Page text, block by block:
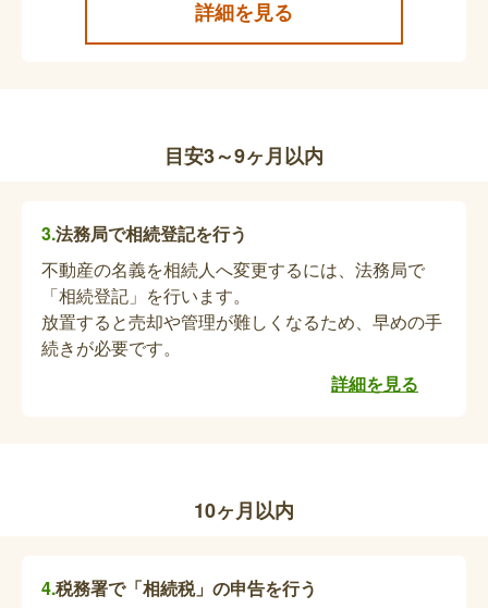
申請することができます。所得制限があり、遺族年
配偶者が死亡したことにより、ひとり親家庭等にな
等医療費助成を申請することができ、所得が一定の
額未満の方について、診療の自己負担分を助成しま
す。
児童手当の受給者変更の手続き（死亡関連手
続き）
児童手当の受給者が亡くなられた場合、未支払いの
児童手当および受給者の変更が必要となります。
受給者が亡くなられた場合、死亡日の属する月の手
は、別途手続きが必要ですので、ご相談ください。
詳細を見る
目安3～9ヶ月以内
法務局で相続登記を行う
不動産の名義を相続人へ変更するには、法務局で
「相続登記」を行います。
放置すると売却や管理が難しくなるため、早めの手
続きが必要です。
詳細を見る
10ヶ月以内
税務署で「相続税」の申告を行う